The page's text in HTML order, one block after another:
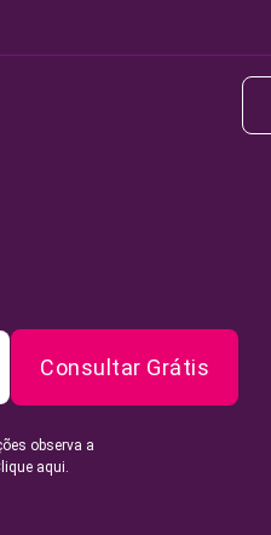
Consultar Grátis
observa a
aqui.